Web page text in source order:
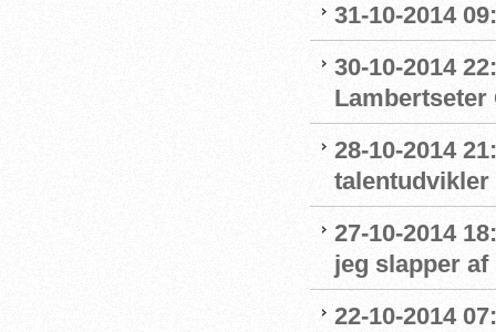
31-10-2014
30-10-2014
Lambertseter
28-10-2014
talentudvikler
27-10-2014
jeg slapper af
22-10-2014